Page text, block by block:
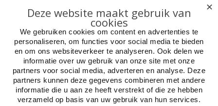
Aantal
Bestellen
✕
Deze website maakt gebruik van
cookies
We gebruiken cookies om content en advertenties te
personaliseren, om functies voor social media te bieden
en om ons websiteverkeer te analyseren. Ook delen we
informatie over uw gebruik van onze site met onze
partners voor social media, adverteren en analyse. Deze
partners kunnen deze gegevens combineren met andere
informatie die u aan ze heeft verstrekt of die ze hebben
verzameld op basis van uw gebruik van hun services.